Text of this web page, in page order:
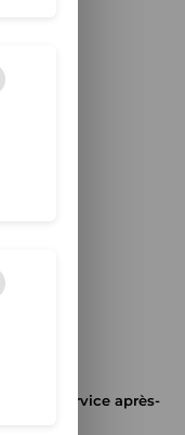
le service après-